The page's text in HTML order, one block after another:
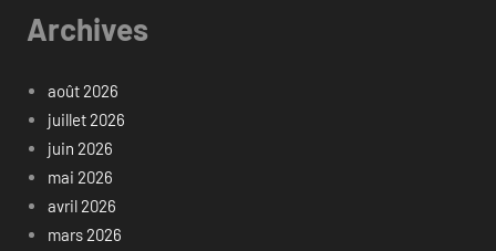
Archives
août 2026
juillet 2026
juin 2026
mai 2026
avril 2026
mars 2026